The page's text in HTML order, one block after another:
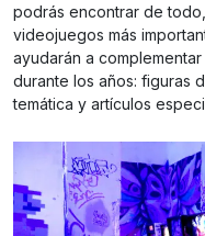
podrás encontrar de
videojuegos más
ayudarán a
durante los años: figuras
temática y artículos